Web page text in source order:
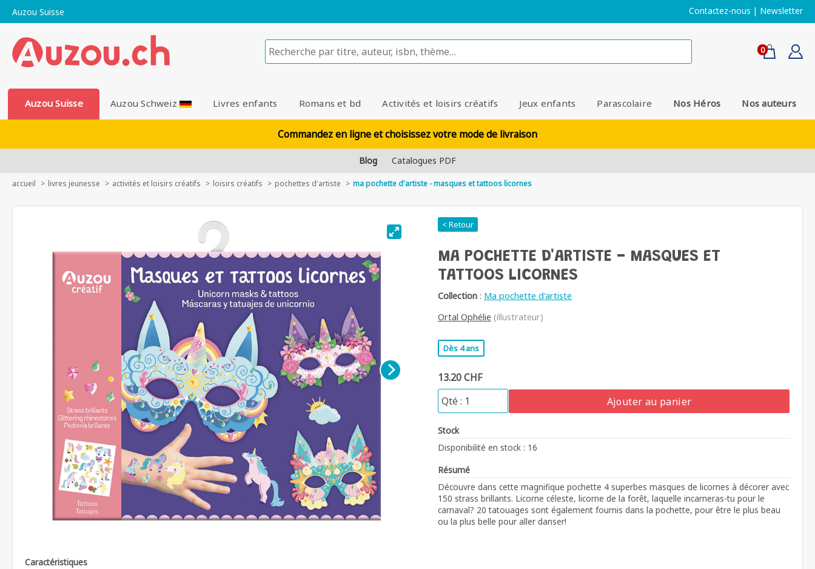
Auzou Suisse Contactez-nous | Newsletter
0
Auzou Suisse Auzou Schweiz Livres enfants Romans et bd Activités et loisirs créatifs Jeux enfants Parascolaire Nos Héros Nos auteurs
Commandez en ligne et choisissez votre mode de livraison
Blog Catalogues PDF
accueil livres jeunesse activités et loisirs créatifs loisirs créatifs pochettes d'artiste ma pochette d'artiste - masques et tattoos licornes
< Retour
MA POCHETTE D'ARTISTE - MASQUES ET
TATTOOS LICORNES
Collection : Ma pochette d'artiste
Ortal Ophélie (illustrateur)
Dès 4 ans
13.20 CHF
Ajouter au panier
Stock
Disponibilité en stock : 16
Résumé
Découvre dans cette magnifique pochette 4 superbes masques de licornes à décorer avec
150 strass brillants. Licorne céleste, licorne de la forêt, laquelle incarneras-tu pour le
carnaval? 20 tatouages sont également fournis dans la pochette, pour être le plus beau
ou la plus belle pour aller danser!
Caractéristiques